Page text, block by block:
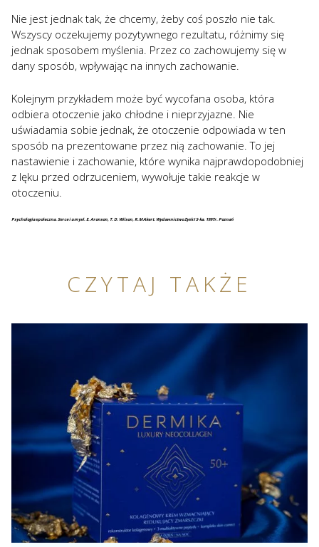
Nie jest jednak tak, że chcemy, żeby coś poszło nie tak.
Wszyscy oczekujemy pozytywnego rezultatu, różnimy się
jednak sposobem myślenia. Przez co zachowujemy się w
dany sposób, wpływając na innych zachowanie.
Kolejnym przykładem może być wycofana osoba, która
odbiera otoczenie jako chłodne i nieprzyjazne. Nie
uświadamia sobie jednak, że otoczenie odpowiada w ten
sposób na prezentowane przez nią zachowanie. To jej
nastawienie i zachowanie, które wynika najprawdopodobniej
z lęku przed odrzuceniem, wywołuje takie reakcje w
otoczeniu.
Psychologia społeczna. Serce i umysł. E. Aronson, T. D. Wilson, R.M Akert. Wydawnictwo Zysk I S-ka. 1997r. Poznań
CZYTAJ TAKŻE